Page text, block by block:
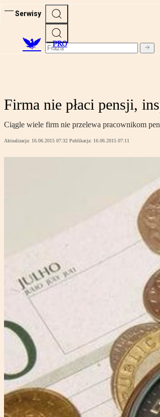
Serwisy
PRO
Firma nie płaci pensji,
Ciągle wiele firm nie przelewa pracownikom
Aktualizacja: 16.06.2015 07:32 Publikacja: 16.06.2015 07:11